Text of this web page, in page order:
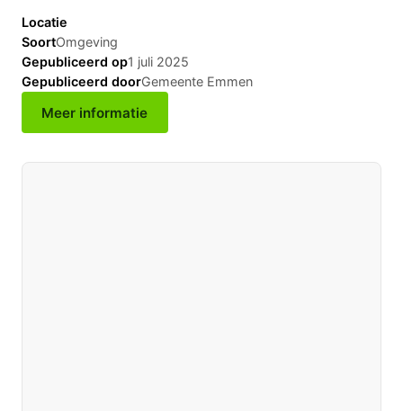
Locatie
SoortOmgeving
Gepubliceerd op1 juli 2025
Gepubliceerd doorGemeente Emmen
Meer informatie